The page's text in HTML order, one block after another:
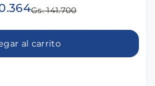
Gs. 141.700
al carrito